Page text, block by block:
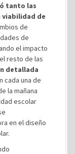
tanto las
viabilidad de
de
de
el impacto
resto de las
detallada
cada una de
la mañana
escolar
en el diseño